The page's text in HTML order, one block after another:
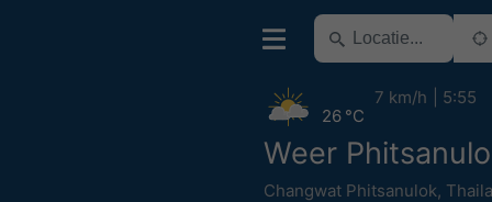
Weer
Changwat Phitsanulok,
26 °C
7 km/h 5:55